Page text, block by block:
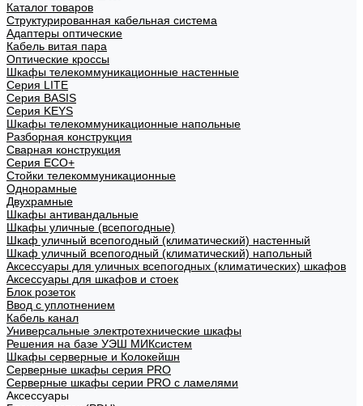
Каталог товаров
Структурированная кабельная система
Адаптеры оптические
Кабель витая пара
Оптические кроссы
Шкафы телекоммуникационные настенные
Cерия LITE
Cерия BASIS
Cерия KEYS
Шкафы телекоммуникационные напольные
Разборная конструкция
Сварная конструкция
Серия ECO+
Стойки телекоммуникационные
Однорамные
Двухрамные
Шкафы антивандальные
Шкафы уличные (всепогодные)
Шкаф уличный всепогодный (климатический) настенный
Шкаф уличный всепогодный (климатический) напольный
Аксессуары для уличных всепогодных (климатических) шкафов
Аксессуары для шкафов и стоек
Блок розеток
Ввод с уплотнением
Кабель канал
Универсальные электротехнические шкафы
Решения на базе УЭШ МИКсистем
Шкафы серверные и Колокейшн
Серверные шкафы серия PRO
Серверные шкафы серии PRO с ламелями
Аксессуары